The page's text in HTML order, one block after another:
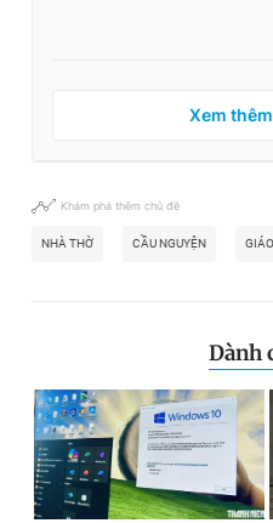
Xem
Khám phá thêm chủ đề
NHÀ THỜ CẦU NGUYỆN